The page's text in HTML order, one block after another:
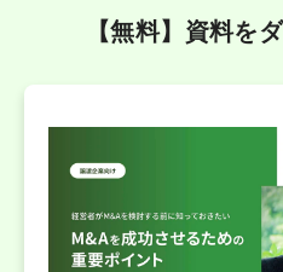
【無料】資料を